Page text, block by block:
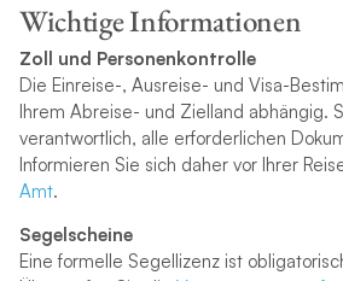
Wichtige Informationen
Zoll und Personenkontrolle
Die Einreise-, Ausreise- und Visa-
Ihrem Abreise- und Zielland abhängig.
verantwortlich, alle erforderlichen
Informieren Sie sich daher vor Ihrer
Amt.
Segelscheine
Eine formelle Segellizenz ist